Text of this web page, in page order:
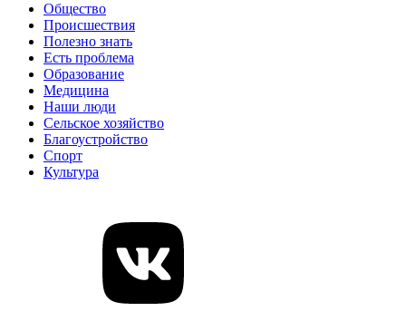
Общество
Происшествия
Полезно знать
Есть проблема
Образование
Медицина
Наши люди
Сельское хозяйство
Благоустройство
Спорт
Культура